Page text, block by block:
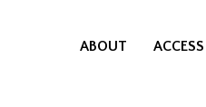
ABOUT ACCESS